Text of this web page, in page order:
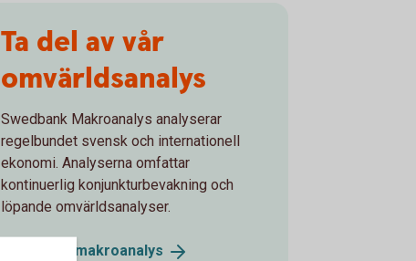
Ta del av vår
omvärldsanalys
Swedbank Makroanalys analyserar
regelbundet svensk och internationell
ekonomi. Analyserna omfattar
kontinuerlig konjunkturbevakning och
löpande omvärldsanalyser.
makroanalys